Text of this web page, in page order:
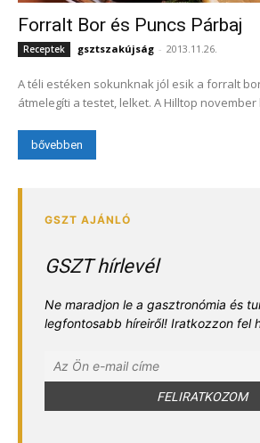
Forralt Bor és Puncs Párbaj
Receptek gsztszakújság - 2013.11.26.
A téli estéken sokunknak jól esik a forralt
átmelegíti a testet, lelket. A Hilltop
bővebben
GSZT hírlevél
Ne maradjon le a gasztronómia és
legfontosabb híreiről! Iratkozzon fel